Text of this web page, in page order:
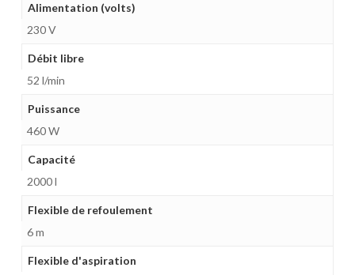
Alimentation (volts)
230 V
Débit libre
52 l/min
Puissance
460 W
Capacité
2000 l
Flexible de refoulement
6 m
Flexible d'aspiration